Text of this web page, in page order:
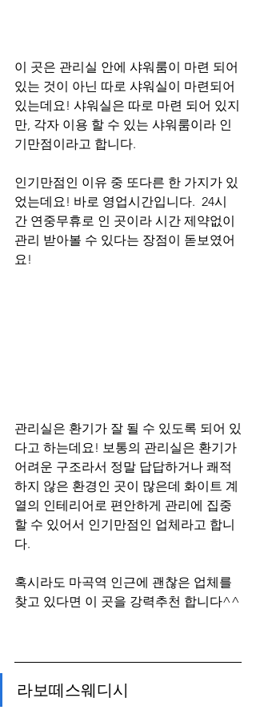
이 곳은 관리실 안에 샤워룸이 마련 되어
있는 것이 아닌 따로 샤워실이 마련되어
있는데요! 샤워실은 따로 마련 되어 있지
만, 각자 이용 할 수 있는 샤워룸이라 인
기만점이라고 합니다.
인기만점인 이유 중 또다른 한 가지가 있
었는데요! 바로 영업시간입니다.  24시
간 연중무휴로 인 곳이라 시간 제약없이
관리 받아볼 수 있다는 장점이 돋보였어
요!
관리실은 환기가 잘 될 수 있도록 되어 있
다고 하는데요! 보통의 관리실은 환기가
어려운 구조라서 정말 답답하거나 쾌적
하지 않은 환경인 곳이 많은데 화이트 계
열의 인테리어로 편안하게 관리에 집중
할 수 있어서 인기만점인 업체라고 합니
다.
혹시라도 마곡역 인근에 괜찮은 업체를
찾고 있다면 이 곳을 강력추천 합니다^^
라보떼스웨디시